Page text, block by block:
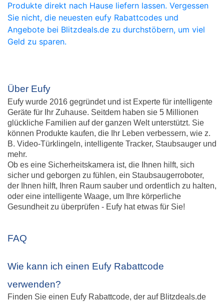
Produkte direkt nach Hause liefern lassen. Vergessen
Sie nicht, die neuesten eufy Rabattcodes und
Angebote bei Blitzdeals.de zu durchstöbern, um viel
Geld zu sparen.
Über Eufy
Eufy wurde 2016 gegründet und ist Experte für intelligente
Geräte für Ihr Zuhause. Seitdem haben sie 5 Millionen
glückliche Familien auf der ganzen Welt unterstützt. Sie
können Produkte kaufen, die Ihr Leben verbessern, wie z.
B. Video-Türklingeln, intelligente Tracker, Staubsauger und
mehr.
Ob es eine Sicherheitskamera ist, die Ihnen hilft, sich
sicher und geborgen zu fühlen, ein Staubsaugerroboter,
der Ihnen hilft, Ihren Raum sauber und ordentlich zu halten,
oder eine intelligente Waage, um Ihre körperliche
Gesundheit zu überprüfen - Eufy hat etwas für Sie!
FAQ
Wie kann ich einen Eufy Rabattcode
verwenden?
Finden Sie einen Eufy Rabattcode, der auf Blitzdeals.de